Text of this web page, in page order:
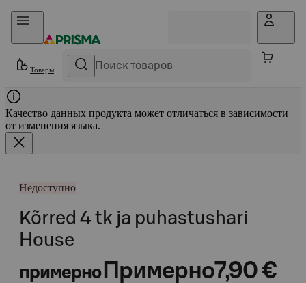
Прыгать в контент
Товары
Качество данных продукта может отличаться в зависимости
от изменения языка.
Недоступно
Kõrred 4 tk ja puhastushari
House
примерно Примерно7,90 €